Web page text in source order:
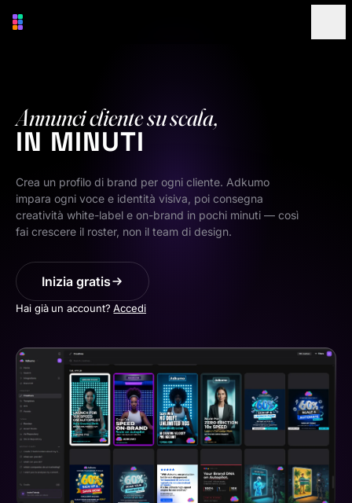
Annunci cliente su scala,
IN MINUTI
Crea un profilo di brand per ogni cliente. Adkumo
impara ogni voce e identità visiva, poi consegna
creatività white-label e on-brand in pochi minuti — così
fai crescere il roster, non il team di design.
Inizia gratis
Hai già un account? Accedi